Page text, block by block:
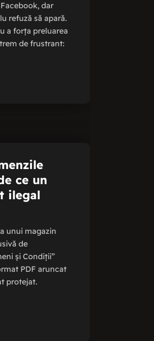
dar
refuză să apară.
a forța preluarea
de frustrant:
ce un
ilegal
unui magazin
de
și Condiții”
PDF aruncat
protejat.